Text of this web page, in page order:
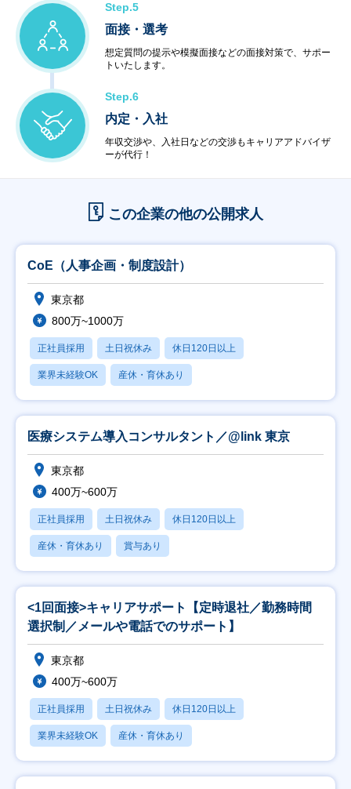
Step.5
面接・選考
想定質問の提示や模擬面接などの面接対策で、サポー
トいたします。
Step.6
内定・入社
年収交渉や、入社日などの交渉もキャリアアドバイザ
ーが代行！
この企業の他の公開求人
CoE（人事企画・制度設計）
東京都
800万~1000万
正社員採用 土日祝休み 休日120日以上
業界未経験OK 産休・育休あり
医療システム導入コンサルタント／@link 東京
東京都
400万~600万
正社員採用 土日祝休み 休日120日以上
産休・育休あり 賞与あり
<1回面接>キャリアサポート【定時退社／勤務時間
選択制／メールや電話でのサポート】
東京都
400万~600万
正社員採用 土日祝休み 休日120日以上
業界未経験OK 産休・育休あり